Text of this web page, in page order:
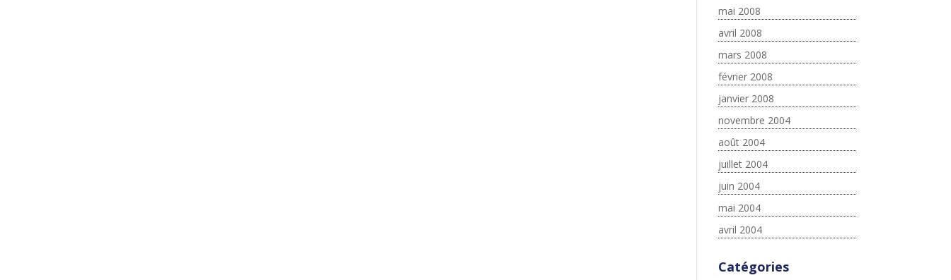
mai 2008
avril 2008
mars 2008
février 2008
janvier 2008
novembre 2004
août 2004
juillet 2004
juin 2004
mai 2004
avril 2004
Catégories